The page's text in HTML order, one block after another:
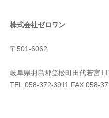
株式会社ゼロワン
〒501-6062
岐阜県羽島郡笠松町田代若宮
TEL:058-372-3911 FAX:058-